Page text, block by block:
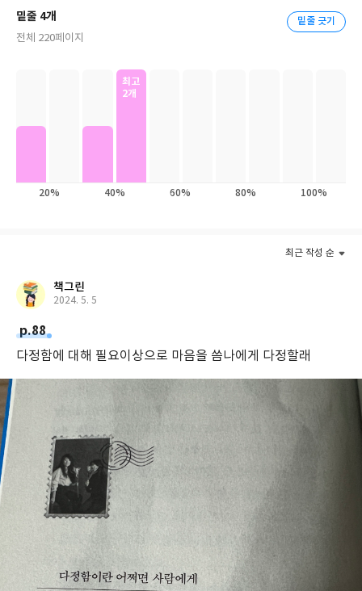
밤에 대한 기록이며, 일상의 단어들을 자꾸만 잃어버려 건망증을 의
심하면서 막막하게내 머릿속을 뒤적여보던 어떤 날들에 대한 이야
처럼 느껴지던 어느 ‘한풀 꺾인’ 날에 대한 기억인 동시에, ‘젖은 물미
역’이 되어 샤워기 아래 유령처럼 서서 물을 떨굴 수밖에 없었던 어
밑줄 4개
전체 220페이지
밑줄 긋기
최고
2개
20% 40% 60% 80% 100%
최근 작성 순
책그린
2024. 5. 5
p.88
다정함에 대해 필요이상으로 마음을 씀나에게 다정할래